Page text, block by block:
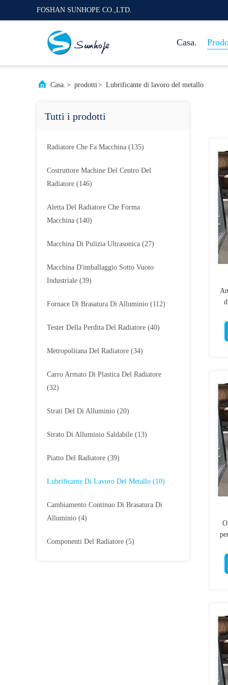
FOSHAN SUNHOPE CO.,LTD.
Casa.
Casa. > prodotti> Lubrificante di lavoro del metallo
Tutti i prodotti
Radiatore Che Fa Macchina (135)
Costruttore Machine Del Centro Del
Radiatore (146)
Aletta Del Radiatore Che Forma
Macchina (140)
Macchina Di Pulizia Ultrasonica (27)
Macchina D'imballaggio Sotto Vuoto
Industriale (39)
Fornace Di Brasatura Di Alluminio (112)
Tester Della Perdita Del Radiatore (40)
Metropolitana Del Radiatore (34)
Carro Armato Di Plastica Del Radiatore
(32)
Strati Del Di Alluminio (20)
Strato Di Alluminio Saldabile (13)
Piatto Del Radiatore (39)
Lubrificante Di Lavoro Del Metallo (10)
Cambiamento Continuo Di Brasatura Di
Alluminio (4)
Componenti Del Radiatore (5)